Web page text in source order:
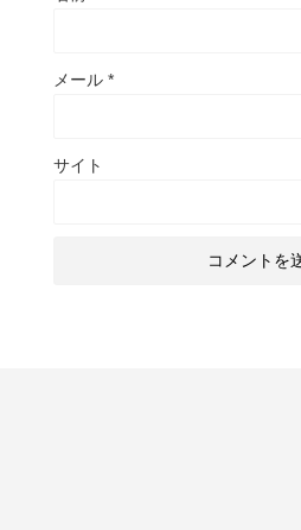
メール *
サイト